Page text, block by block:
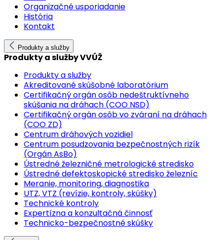
Organizačné usporiadanie
História
Kontakt
Produkty a služby
Produkty a služby VVÚŽ
Produkty a služby
Akreditované skúšobné laboratórium
Certifikačný orgán osôb nedeštruktívneho
skúšania na dráhach (COO NSD)
Certifikačný orgán osôb vo zváraní na dráhach
(COO ZD)
Centrum dráhových vozidiel
Centrum posudzovania bezpečnostných rizík
(Orgán AsBo)
Ústredné železničné metrologické stredisko
Ústredné defektoskopické stredisko železníc
Meranie, monitoring, diagnostika
UTZ, VTZ (revízie, kontroly, skúšky)
Technické kontroly
Expertízna a konzultačná činnosť
Technicko-bezpečnostné skúšky